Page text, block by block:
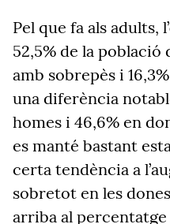
Pel que fa als adults, l’
52,5% de la població
amb sobrepès i
una diferència
homes i 46,6% en
es manté bastant
certa tendència a
sobretot en les
arriba al percentatge